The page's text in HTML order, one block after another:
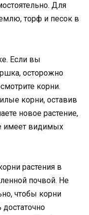
Для
торф и песок в
Если вы
осторожно
корни.
корни, оставив
новое растение,
имеет видимых
растения в
почвой. Не
чтобы корни
достаточно